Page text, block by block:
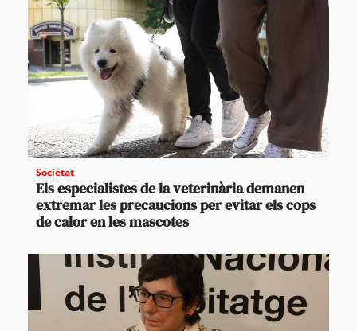
Societat
Els especialistes de la veterinària demanen
extremar les precaucions per evitar els cops
de calor en les mascotes